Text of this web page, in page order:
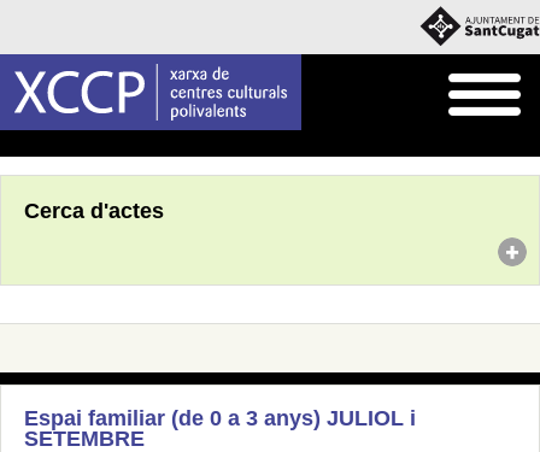
Cerca d'actes
Espai familiar (de 0 a 3 anys) JULIOL i
SETEMBRE